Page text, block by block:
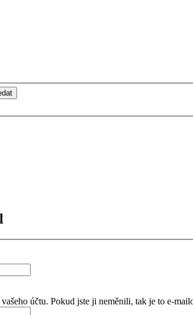
účtu. Pokud jste ji neměnili, tak je to e-